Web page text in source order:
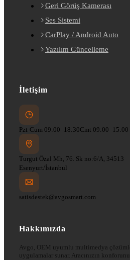
Geri Görüş Kamerası
Ses Sistemi
CarPlay / Android Auto
Yazılım Güncelleme
İletişim
Pzt-Cum 09:00–18:30Cmt 09:00–15:00
Turgut Özal Mh, 76. Sk no:6/A, 34513
Esenyurt/İstanbul
satisdestek@avgosmart.com
Hakkımızda
Avgo, OEM uyumlu multimedya
uygulamalar sunar. Aracınızın